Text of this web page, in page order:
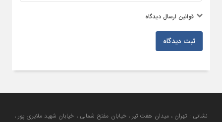
قوانین ارسال دیدگاه
ثبت دیدگاه
نشانی : تهران ، میدان هفت تیر ، خیابان مفتح شمالی ، خیابان شهید ملایری پور ،